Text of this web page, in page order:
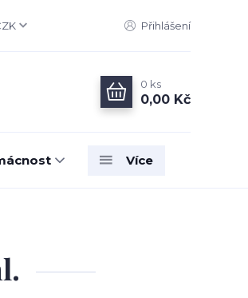
Přihlášení
0 ks
0,00 Kč
Více